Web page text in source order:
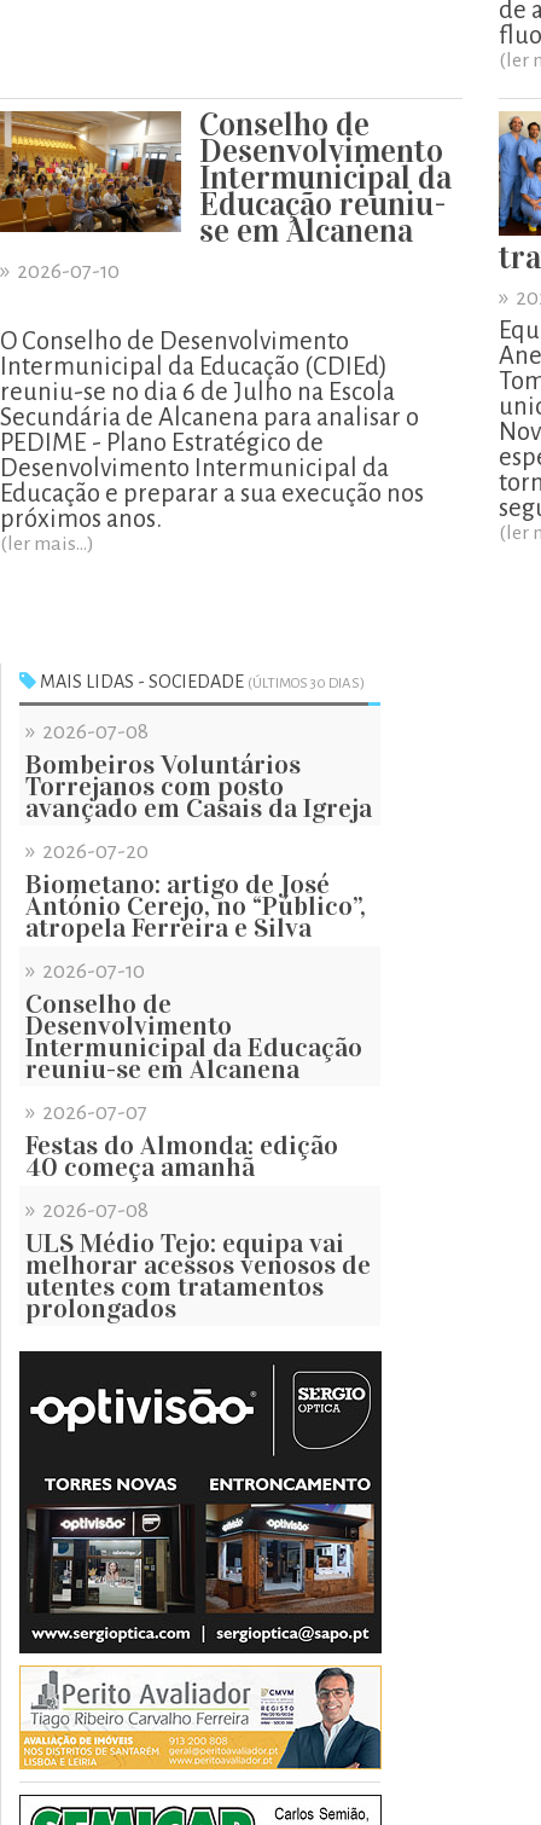
de
(ler
Conselho de
Desenvolvimento
Intermunicipal da
Educação reuniu-
se em Alcanena
» 2026-07-10
O Conselho de Desenvolvimento
Intermunicipal da Educação (CDIEd)
reuniu-se no dia 6 de Julho na Escola
Secundária de Alcanena para analisar o
PEDIME - Plano Estratégico de
Desenvolvimento Intermunicipal da
Educação e preparar a sua execução nos
próximos anos.
(ler mais...)
»
(ler
MAIS LIDAS - SOCIEDADE (ÚLTIMOS 30 DIAS)
» 2026-07-08
Bombeiros Voluntários
Torrejanos com posto
avançado em Casais da Igreja
» 2026-07-20
Biometano: artigo de José
António Cerejo, no “Público”,
atropela Ferreira e Silva
» 2026-07-10
Conselho de
Desenvolvimento
Intermunicipal da Educação
reuniu-se em Alcanena
» 2026-07-07
Festas do Almonda: edição
40 começa amanhã
» 2026-07-08
ULS Médio Tejo: equipa vai
melhorar acessos venosos de
utentes com tratamentos
prolongados